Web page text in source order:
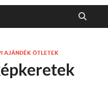
AJÁNDÉK ÖTLETEK